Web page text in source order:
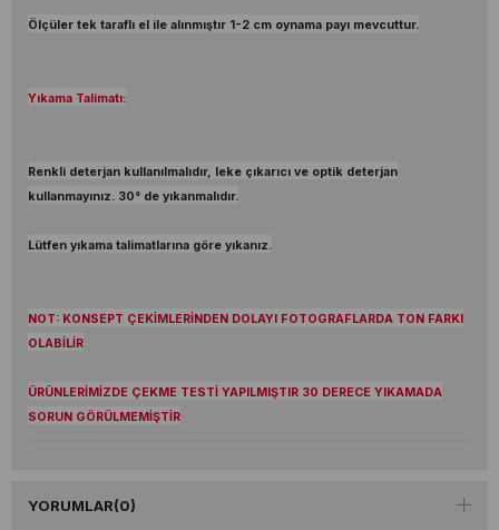
Ölçüler tek taraflı el ile alınmıştır 1-2 cm oynama payı mevcuttur.
Yıkama Talimatı:
Renkli deterjan kullanılmalıdır, leke çıkarıcı ve optik deterjan
kullanmayınız. 30° de yıkanmalıdır.
Lütfen yıkama talimatlarına göre yıkanız.
NOT: KONSEPT ÇEKİMLERİNDEN DOLAYI FOTOGRAFLARDA TON FARKI
OLABİLİR
ÜRÜNLERİMİZDE ÇEKME TESTİ YAPILMIŞTIR 30 DERECE YIKAMADA
SORUN GÖRÜLMEMİŞTİR
YORUMLAR(0)